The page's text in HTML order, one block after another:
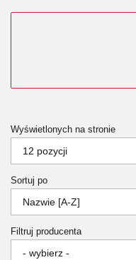
Wyświetlonych na stronie
Sortuj po
Filtruj producenta